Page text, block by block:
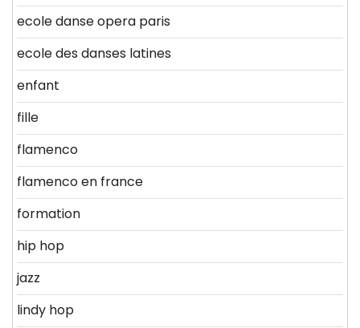
ecole danse opera paris
ecole des danses latines
enfant
fille
flamenco
flamenco en france
formation
hip hop
jazz
lindy hop